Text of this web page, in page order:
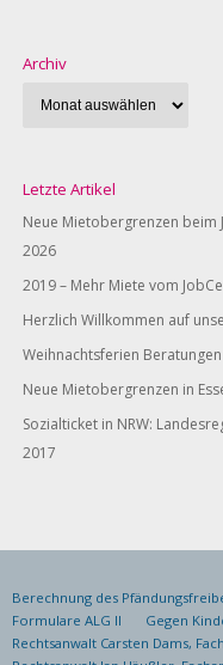
Archiv
Letzte Artikel
Neue Mietobergrenzen beim
2026
2019 – Mehr Miete vom
Herzlich Willkommen auf
Weihnachtsferien
Neue Mietobergrenzen in
Sozialticket in NRW:
2017
Berechnung des
Formulare ALG II
Gegen
Rechtsanwalt Carsten Dams,